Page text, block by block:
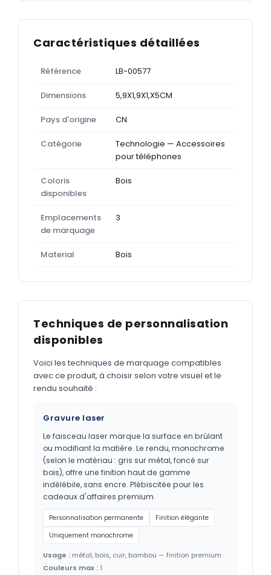
Caractéristiques détaillées
Référence LB-00577
Dimensions 5,9X1,9X1,X5CM
Pays d'origine CN
Catégorie
Technologie — Accessoires
pour téléphones
Coloris
disponibles
Bois
Emplacements
de marquage
3
Material Bois
Techniques de personnalisation
disponibles
Voici les techniques de marquage compatibles
avec ce produit, à choisir selon votre visuel et le
rendu souhaité :
Gravure laser
Le faisceau laser marque la surface en brûlant
ou modifiant la matière. Le rendu, monochrome
(selon le matériau : gris sur métal, foncé sur
bois), offre une finition haut de gamme
indélébile, sans encre. Plébiscitée pour les
cadeaux d'affaires premium.
Personnalisation permanente
Finition élégante
Uniquement monochrome
Usage : métal, bois, cuir, bambou — finition premium ·
Couleurs max : 1